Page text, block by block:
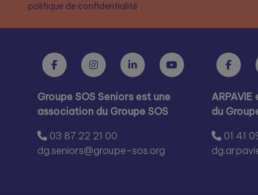
politique de confidentialité.
Groupe SOS Seniors est une
association du Groupe SOS
03 87 22 21 00
dg.seniors@groupe-sos.org
du
01 41